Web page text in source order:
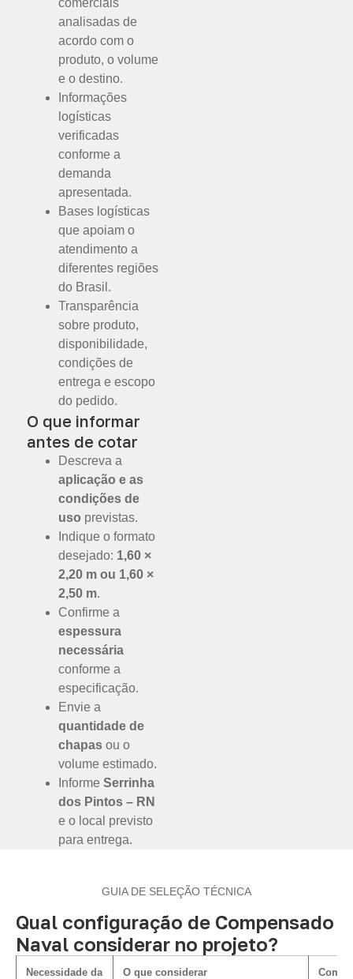
analisadas de
acordo com o
produto, o volume
e o destino.
Informações
logísticas
verificadas
conforme a
demanda
apresentada.
Bases logísticas
que apoiam o
atendimento a
diferentes regiões
do Brasil.
Transparência
sobre produto,
disponibilidade,
condições de
entrega e escopo
do pedido.
O que informar
antes de cotar
Descreva a
aplicação e as
condições de
uso previstas.
Indique o formato
desejado: 1,60 ×
2,20 m ou 1,60 ×
2,50 m.
Confirme a
espessura
necessária
conforme a
especificação.
Envie a
quantidade de
chapas ou o
volume estimado.
Informe Serrinha
dos Pintos – RN
e o local previsto
para entrega.
GUIA DE SELEÇÃO TÉCNICA
Qual configuração de Compensado
Naval considerar no projeto?
Necessidade da
O que considerar Como